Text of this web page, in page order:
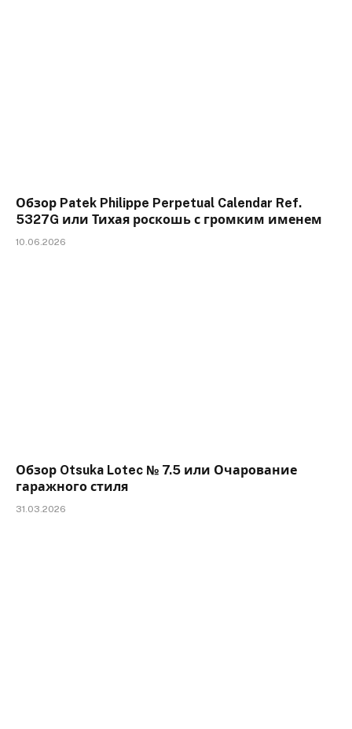
Обзор Patek Philippe Perpetual Calendar Ref.
5327G или Тихая роскошь с громким именем
10.06.2026
Обзор Otsuka Lotec № 7.5 или Очарование
гаражного стиля
31.03.2026